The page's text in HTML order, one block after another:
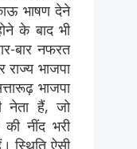
भाषण देने
के बाद भी
बार नफरत
राज्य भाजपा
भाजपा
नेता हैं, जो
की नींद भरी
स्थिति ऐसी